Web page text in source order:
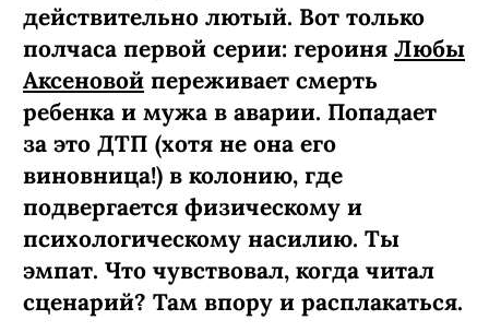
действительно лютый. Вот только
полчаса первой серии: героиня Любы
Аксеновой переживает смерть
ребенка и мужа в аварии. Попадает
за это ДТП (хотя не она его
виновница!) в колонию, где
подвергается физическому и
психологическому насилию. Ты
эмпат. Что чувствовал, когда читал
сценарий? Там впору и расплакаться.